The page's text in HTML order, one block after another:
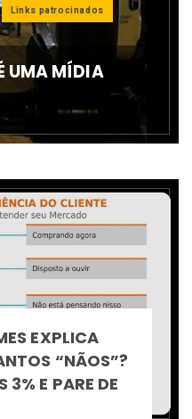
Links patrocinados
UMA MÍDIA
EXPLICA
“NÃOS”?
3% E PARE DE